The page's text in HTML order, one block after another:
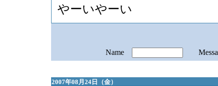
やーいやーい
Name
2007年08月24日（金）